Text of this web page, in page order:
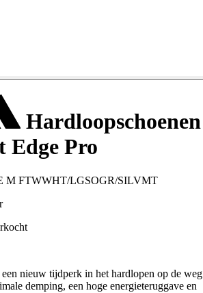
Hardloopschoenen
Edge Pro
M FTWWHT/LGSOGR/SILVMT
nieuw tijdperk in het hardlopen op de weg
demping, een hoge energieteruggave en